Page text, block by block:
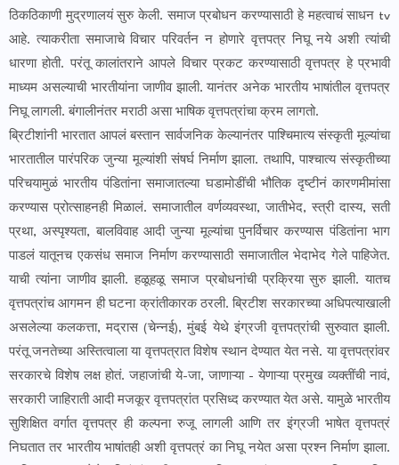
ठिकठिकाणी मुद्रणालयं सुरु केली. समाज प्रबोधन करण्यासाठी हे महत्वाचं साधन tv
आहे. त्याकरीता समाजाचे विचार परिवर्तन न होणारे वृत्तपत्र निघू नये अशी त्यांची
धारणा होती. परंतू कालांतराने आपले विचार प्रकट करण्यासाठी वृत्तपत्र हे प्रभावी
माध्यम असल्याची भारतीयांना जाणीव झाली. यानंतर अनेक भारतीय भाषांतील वृत्तपत्र
निघू लागली. बंगालीनंतर मराठी असा भाषिक वृत्तपत्रांचा क्रम लागतो.
ब्रिटीशांनी भारतात आपलं बस्तान सार्वजनिक केल्यानंतर पाश्चिमात्य संस्कृती मूल्यांचा
भारतातील पारंपरिक जुन्या मूल्यांशी संषर्घ निर्माण झाला. तथापि, पाश्चात्य संस्कृतीच्या
परिचयामुळं भारतीय पंडितांना समाजातल्या घडामोडींची भौतिक दृष्टीनं कारणमीमांसा
करण्यास प्रोत्साहनही मिळालं. समाजातील वर्णव्यवस्था, जातीभेद, स्त्री दास्य, सती
प्रथा, अस्पृश्यता, बालविवाह आदी जुन्या मूल्यांचा पुनर्विचार करण्यास पंडितांना भाग
पाडलं यातूनच एकसंध समाज निर्माण करण्यासाठी समाजातील भेदाभेद गेले पाहिजेत.
याची त्यांना जाणीव झाली. हळूहळू समाज प्रबोधनांची प्रक्रिया सुरु झाली. यातच
वृत्तपत्रांच आगमन ही घटना क्रांतीकारक ठरली. ब्रिटीश सरकारच्या अधिपत्याखाली
असलेल्या कलकत्ता, मद्रास (चेन्नई), मुंबई येथे इंग्रजी वृत्तपत्रांची सुरुवात झाली.
परंतू जनतेच्या अस्तित्वाला या वृत्तपत्रात विशेष स्थान देण्यात येत नसे. या वृत्तपत्रांवर
सरकारचे विशेष लक्ष होतं. जहाजांची ये-जा, जाणाऱ्या - येणाऱ्या प्रमुख व्यक्तींची नावं,
सरकारी जाहिराती आदी मजकूर वृत्तपत्रांत प्रसिध्द करण्यात येत असे. यामुळे भारतीय
सुशिक्षित वर्गात वृत्तपत्र ही कल्पना रुजू लागली आणि तर इंग्रजी भाषेत वृत्तपत्रं
निघतात तर भारतीय भाषांतही अशी वृत्तपत्रं का निघू नयेत असा प्रश्न निर्माण झाला.